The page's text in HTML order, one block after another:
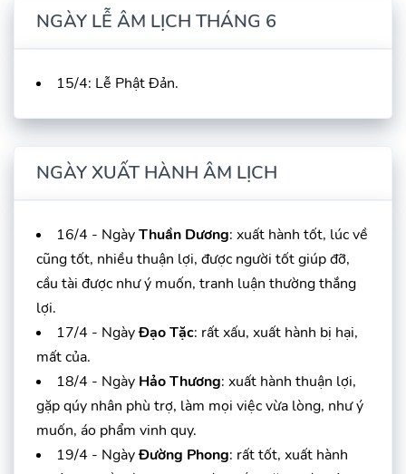
NGÀY LỄ ÂM LỊCH THÁNG 6
15/4: Lễ Phật Đản.
NGÀY XUẤT HÀNH ÂM LỊCH
16/4 - NgàyThuần Dương: xuất hành tốt, lúc về
cũng tốt, nhiều thuận lợi, được người tốt giúp đỡ,
cầu tài được như ý muốn, tranh luận thường thắng
lợi.
17/4 - NgàyĐạo Tặc: rất xấu, xuất hành bị hại,
mất của.
18/4 - Ngày Hảo Thương: xuất hành thuận lợi,
gặp qúy nhân phù trợ, làm mọi việc vừa lòng, như ý
muốn, áo phẩm vinh quy.
19/4 - NgàyĐường Phong: rất tốt, xuất hành